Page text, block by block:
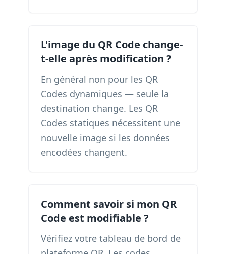
L'image du QR Code change-
t-elle après modification ?
En général non pour les QR
Codes dynamiques — seule la
destination change. Les QR
Codes statiques nécessitent une
nouvelle image si les données
encodées changent.
Comment savoir si mon QR
Code est modifiable ?
Vérifiez votre tableau de bord de